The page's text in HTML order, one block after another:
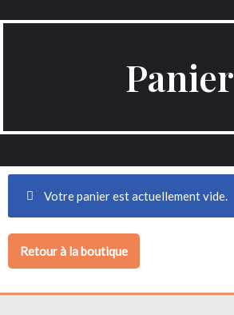
Panier
Votre panier est actuellement vide.
Retour à la boutique